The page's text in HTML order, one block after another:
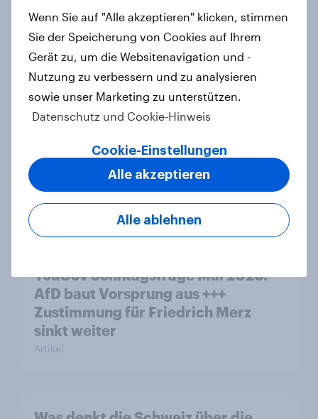
Einwanderungsbegrenzung –
Zivildienstgesetz ohne klare
Mehrheit, Zweifel an Notwendigkeit
der Vorlagen steigen
Artikel
Ökostromer: Offenheit für „grüne
Zukunft“ trifft auf starke
Preissensibilität
Artikel
YouGov Sonntagsfrage Mai 2026:
AfD baut Vorsprung aus +++
Zustimmung für Friedrich Merz
sinkt weiter
Artikel
Wenn Sie auf "Alle akzeptieren" klicken, stimmen
Sie der Speicherung von Cookies auf Ihrem
Gerät zu, um die Websitenavigation und -
Nutzung zu verbessern und zu analysieren
sowie unser Marketing zu unterstützen.
Datenschutz und Cookie-Hinweis
Cookie-Einstellungen
Alle ablehnen
Alle akzeptieren